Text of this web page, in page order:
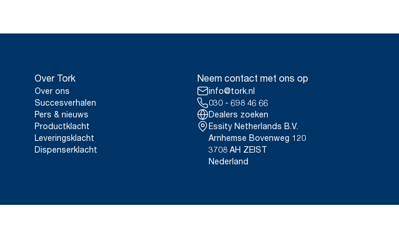
Over Tork
Over ons
Succesverhalen
Pers & nieuws
Productklacht
Leveringsklacht
Dispenserklacht
Neem contact met ons op
info@tork.nl
030 - 698 46 66
Dealers zoeken
Essity Netherlands B.V.
Arnhemse Bovenweg 120
3708 AH ZEIST
Nederland